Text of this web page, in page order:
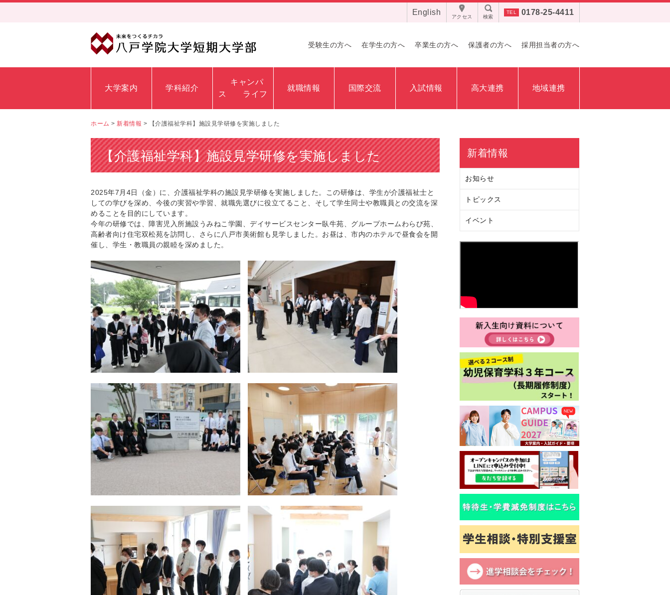
0178-25-4411
検索
English
アクセス
受験生の方へ 在学生の方へ 卒業生の方へ 保護者の方へ 採用担当者の方へ
大学案内 学科紹介
キャンパ
ス ライフ
就職情報 国際交流 入試情報 高大連携 地域連携
ホーム > 新着情報 > 【介護福祉学科】施設見学研修を実施しました
【介護福祉学科】施設見学研修を実施しました
2025年7月4日（金）に、介護福祉学科の施設見学研修を実施しました。この研修は、学生が介護福祉士と
しての学びを深め、 今後の実習や学習、就職先選びに役立てること、そして学生同士や教職員との交流を深
めることを目的にしています。
今年の研修では、障害児入所施設うみねこ学園、デイサービスセンター臥牛苑、グループホームわらび苑、
高齢者向け住宅双松苑を訪問し、さらに八戸市美術館も見学しました。お昼は、市内のホテルで昼食会を開
催し、学生・教職員の親睦を深めました。
新着情報
お知らせ
トピックス
イベント